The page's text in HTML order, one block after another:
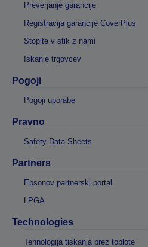
Preverjanje garancije
Registracija garancije CoverPlus
Stopite v stik z nami
Iskanje trgovcev
Pogoji
Pogoji uporabe
Pravno
Safety Data Sheets
Partners
Epsonov partnerski portal
LPGA
Technologies
Tehnologija tiskanja brez toplote